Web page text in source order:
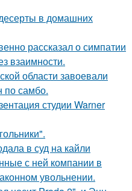
в домашних
рассказал о симпатии
взаимности.
области завоевали
по самбо.
студии Warner
в суд на кайли
с ней компании в
увольнении.